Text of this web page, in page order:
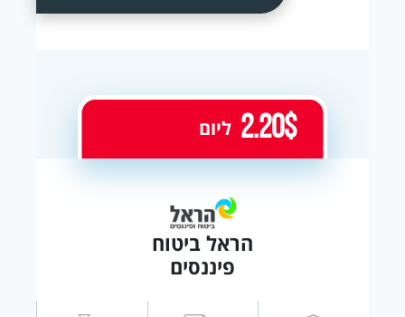
הראל ביטוח
פיננסים
2.20$ ליום